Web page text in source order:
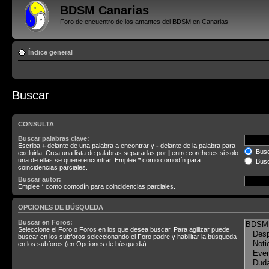
BDSM Canarias
Foro de encuentro de los amantes del BDSM en Canarias
Índice general
Buscar
CONSULTA
Buscar palabras clave:
Escriba + delante de una palabra a encontrar y - delante de la palabra para
excluirla. Crea una lista de palabras separadas por | entre corchetes si solo
una de ellas se quiere encontrar. Emplee * como comodín para
coincidencias parciales.
Buscar autor:
Emplee * como comodín para coincidencias parciales.
OPCIONES DE BÚSQUEDA
Buscar en Foros:
Seleccione el Foro o Foros en los que desea buscar. Para agilizar puede
buscar en los subforos seleccionando el Foro padre y habilitar la búsqueda
en los subforos (en Opciones de búsqueda).